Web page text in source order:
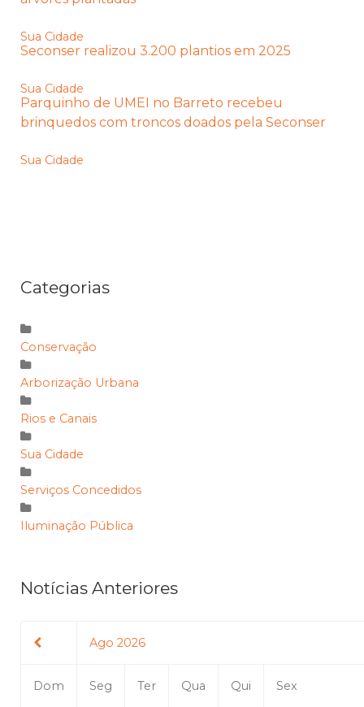
Sua Cidade
Seconser realizou 3.200 plantios em 2025
Sua Cidade
Parquinho de UMEI no Barreto recebeu
brinquedos com troncos doados pela Seconser
Sua Cidade
Categorias
Conservação
Arborização Urbana
Rios e Canais
Sua Cidade
Serviços Concedidos
Iluminação Pública
Notícias Anteriores
Ago 2026
Dom Seg Ter Qua Qui Sex